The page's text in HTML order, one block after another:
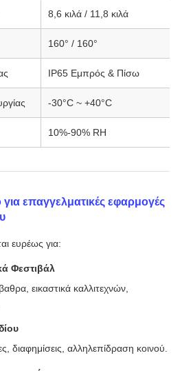
8,6 κιλά / 11,8 κιλά
160° / 160°
IP65 Εμπρός & Πίσω
-30°C ~ +40°C
10%-90% RH
επαγγελματικές εφαρμογές
ευρέως για:
Φεστιβάλ
εικαστικά καλλιτεχνών,
διαφημίσεις, αλληλεπίδραση κοινού.